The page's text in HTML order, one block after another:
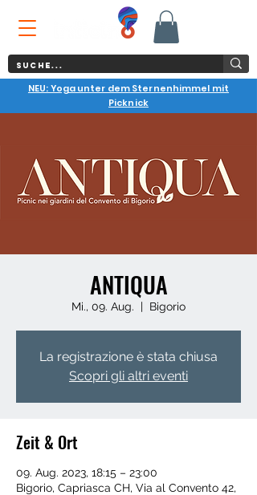
NEU: Yoga unter dem Sternenhimmel mit
Picknick
ANTIQUA
Mi., 09. Aug.
  |
Bigorio
La registrazione è stata chiusa
Scopri gli altri eventi
Zeit & Ort
09. Aug. 2023, 18:15 – 23:00
Bigorio, Capriasca CH, Via al Convento 42,